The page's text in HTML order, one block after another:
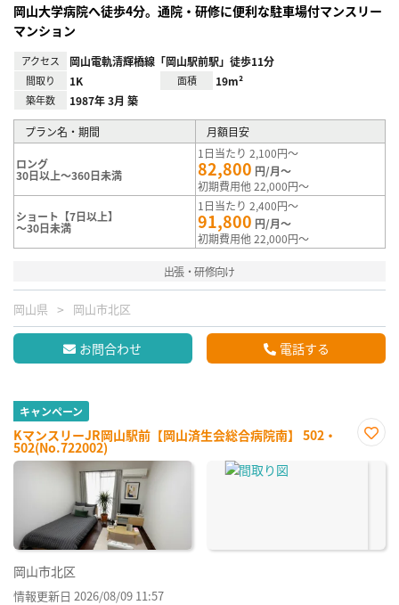
岡山大学病院へ徒歩4分。通院・研修に便利な駐車場付マンスリー
マンション
アクセス 岡山電軌清輝橋線「岡山駅前駅」徒歩11分
間取り 1K 面積 19m²
築年数 1987年 3月 築
プラン名・期間 月額目安
ロング
30日以上～360日未満
1日当たり 2,100円～
82,800 円/月～
初期費用他 22,000円～
ショート【7日以上】
～30日未満
1日当たり 2,400円～
91,800 円/月～
初期費用他 22,000円～
出張・研修向け
岡山県 岡山市北区
お問合わせ 電話する
キャンペーン
KマンスリーJR岡山駅前【岡山済生会総合病院南】 502・
502(No.722002)
に入
岡山市北区
情報更新日 2026/08/09 11:57